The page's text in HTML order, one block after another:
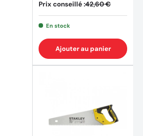
Prix conseillé :42,60 €
En stock
Ajouter au panier